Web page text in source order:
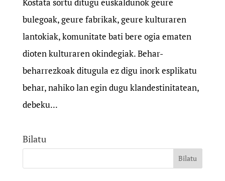
bulegoak, geure fabrikak, geure kulturaren
lantokiak, komunitate bati bere ogia ematen
dioten kulturaren okindegiak. Behar-
beharrezkoak ditugula ez digu inork esplikatu
behar, nahiko lan egin dugu klandestinitatean,
debeku...
Bilatu